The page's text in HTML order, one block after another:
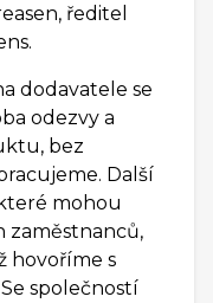
ředitel
dodavatele se
odezvy a
bez
Další
mohou
zaměstnanců,
hovoříme s
společností